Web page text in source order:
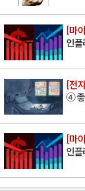
[마
인
[전
④ 좋
[마
인